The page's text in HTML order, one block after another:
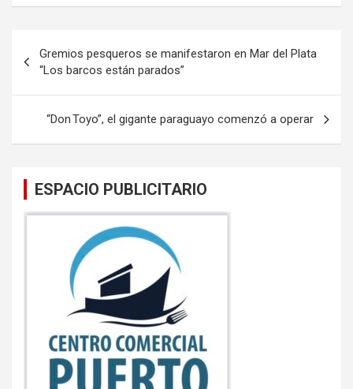
ce
o
o
k
tt ail at
A
p
p
de
entradas
Gremios pesqueros se manifestaron en Mar del Plata
“Los barcos están parados”
“Don Toyo”, el gigante paraguayo comenzó a operar
ESPACIO PUBLICITARIO